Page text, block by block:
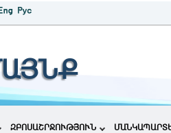
ԶԲՈՍԱՇՐՋՈՒԹՅՈՒՆ